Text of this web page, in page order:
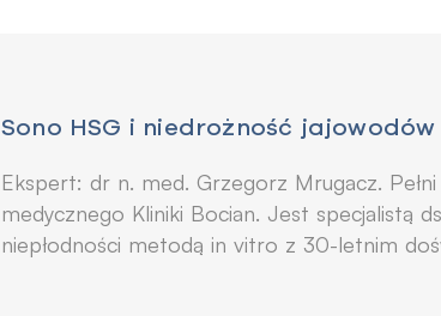
Sono HSG i niedrożność jajowodów
Ekspert: dr n. med. Grzegorz Mrugacz.
medycznego Kliniki Bocian. Jest specjalistą
niepłodności metodą in vitro z 30-letnim